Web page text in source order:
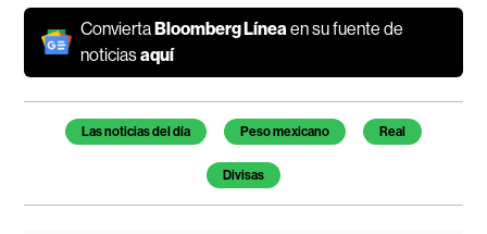
ConviertaBloomberg Línea en su fuente de
noticiasaquí
Temas de este artículo
Las noticias del día Peso mexicano Real
Divisas